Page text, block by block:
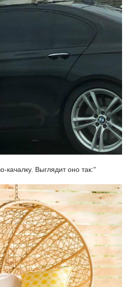
качалку. Выглядит оно так:"